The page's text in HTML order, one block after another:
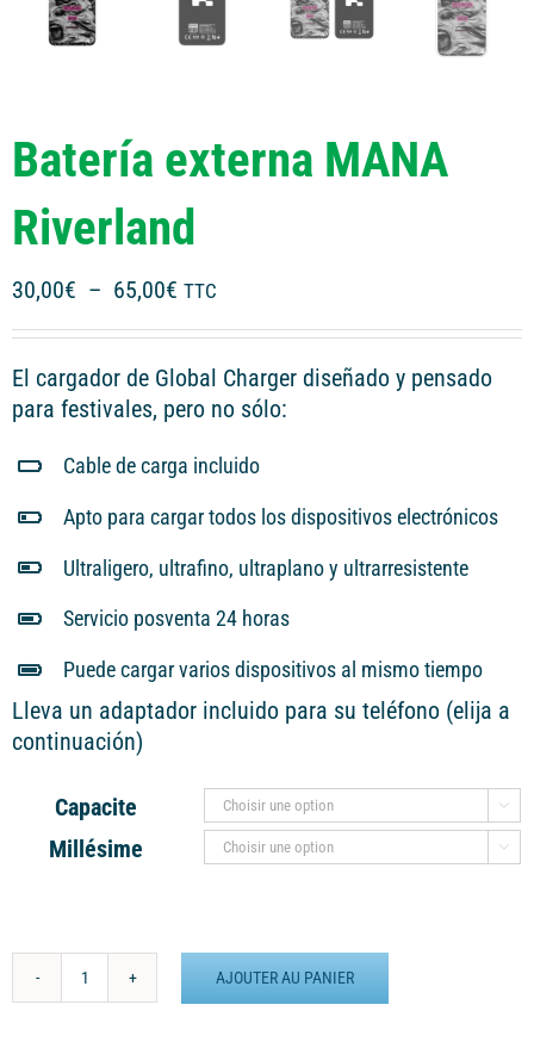
Batería externa MANA
Riverland
30,00€ – 65,00€ Plage
30,00€
à
TTC
El cargador de Global Charger diseñado y pensado
para festivales, pero no sólo:
Cable de carga incluido
Apto para cargar todos los dispositivos electrónicos
Ultraligero, ultrafino, ultraplano y ultrarresistente
Servicio posventa 24 horas
Puede cargar varios dispositivos al mismo tiempo
Lleva un adaptador incluido para su teléfono (elija a
continuación)
Capacite 
Millésime 
quantité
AJOUTER AU PANIER